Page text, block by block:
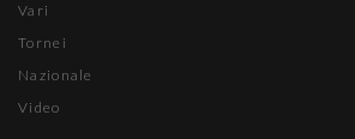
Vari
Tornei
Nazionale
Video